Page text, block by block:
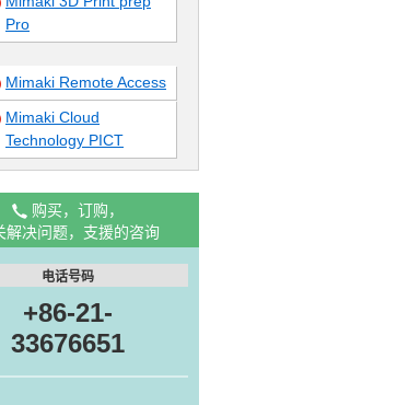
Pro
Mimaki Remote Access
Mimaki Cloud
Technology PICT
购买，订购，
解决问题，支援的咨询
电话号码
+86-21-
33676651